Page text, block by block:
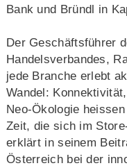
Bank und Bründl in
Der Geschäftsführer
Handelsverbandes,
jede Branche erlebt
Wandel:
Neo-Ökologie
Zeit, die sich im
erklärt in seinem
Österreich bei der